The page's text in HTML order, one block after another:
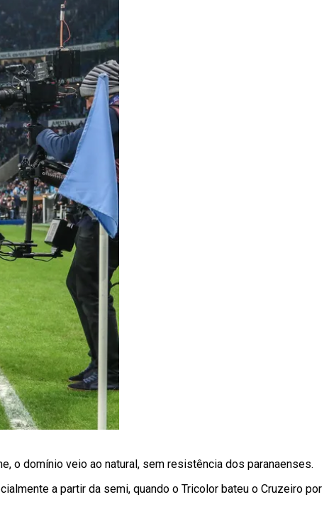
o domínio veio ao natural, sem resistência dos paranaenses.
a partir da semi, quando o Tricolor bateu o Cruzeiro por